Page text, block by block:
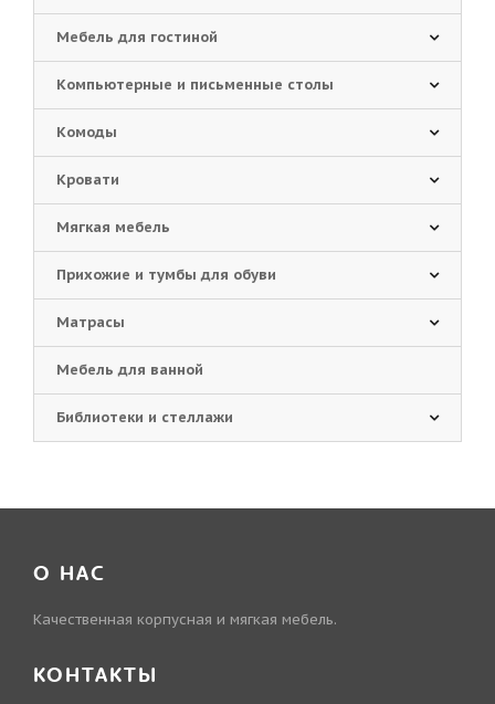
Мебель для гостиной
Компьютерные и письменные столы
Комоды
Кровати
Мягкая мебель
Прихожие и тумбы для обуви
Матрасы
Мебель для ванной
Библиотеки и стеллажи
О НАС
Качественная корпусная и мягкая мебель.
КОНТАКТЫ